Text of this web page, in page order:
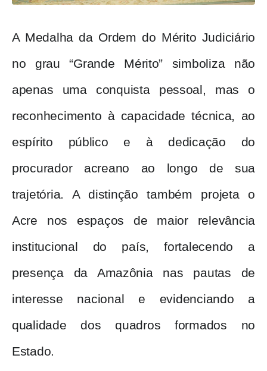
A Medalha da Ordem do Mérito Judiciário
no grau “Grande Mérito” simboliza não
apenas uma conquista pessoal, mas o
reconhecimento à capacidade técnica, ao
espírito público e à dedicação do
procurador acreano ao longo de sua
trajetória. A distinção também projeta o
Acre nos espaços de maior relevância
institucional do país, fortalecendo a
presença da Amazônia nas pautas de
interesse nacional e evidenciando a
qualidade dos quadros formados no
Estado.